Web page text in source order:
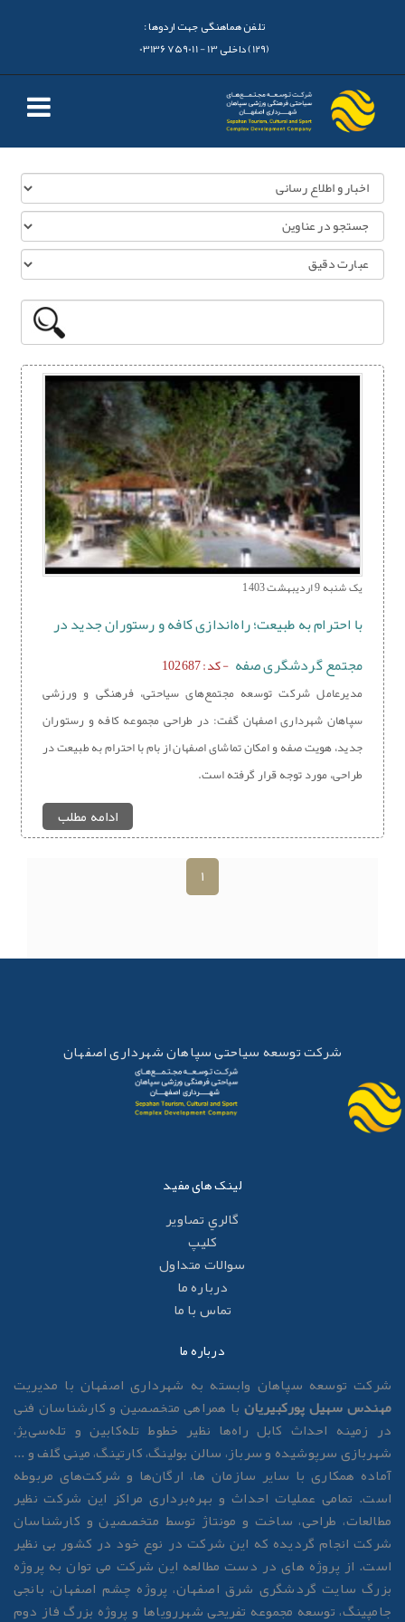
تلفن هماهنگی جهت اردوها :
یک شنبه 9 اردیبهشت 1403
با احترام به طبیعت؛ راه‌اندازی کافه و رستوران جدید در
مجتمع گردشگری صفه - کد: 102687
مدیرعامل شرکت توسعه مجتمع‌های سیاحتی، فرهنگی و ورزشی
سپاهان شهرداری اصفهان گفت: در طراحی مجموعه کافه و رستوران
جدید، هویت صفه و امکان تماشای اصفهان از بام با احترام به طبیعت در
طراحی، مورد توجه قرار گرفته است.
ادامه مطلب
شرکت توسعه سیاحتی سپاهان شهرداری اصفهان
لینک های مفید
گالري تصاوير
کليپ
سوالات متداول
درباره ما
تماس با ما
درباره ما
شرکت توسعه سپاهان وابسته به شهرداری اصفهان با مدیریت
مهندس سهیل پورکبیریانبا همراهی متخصصین و کارشناسان فنی
در زمینه احداث کابل راه‌ها نظیر خطوط تله‌کابین و تله‌سی‌یژ،
شهربازی سرپوشیده و سرباز، سالن بولینگ، کارتینگ، مینی گلف و ...
آماده همکاری با سایر سازمان ها، ارگان‌ها و شرکت‌های مربوطه
است. تمامی عملیات احداث و بهره‌برداری مراکز این شرکت نظیر
مطالعات، طراحی، ساخت و مونتاژ توسط متخصصین و کارشناسان
شرکت انجام گردیده که این شرکت در نوع خود در کشور بی نظیر
است. از پروژه های در دست مطالعه این شرکت می توان به پروژه
بزرگ سایت گردشگری شرق اصفهان، پروژه چشم اصفهان، بانجی
جامپینگ، توسعه مجموعه تفریحی شهررویاها و پروژه بزرگ فاز دوم